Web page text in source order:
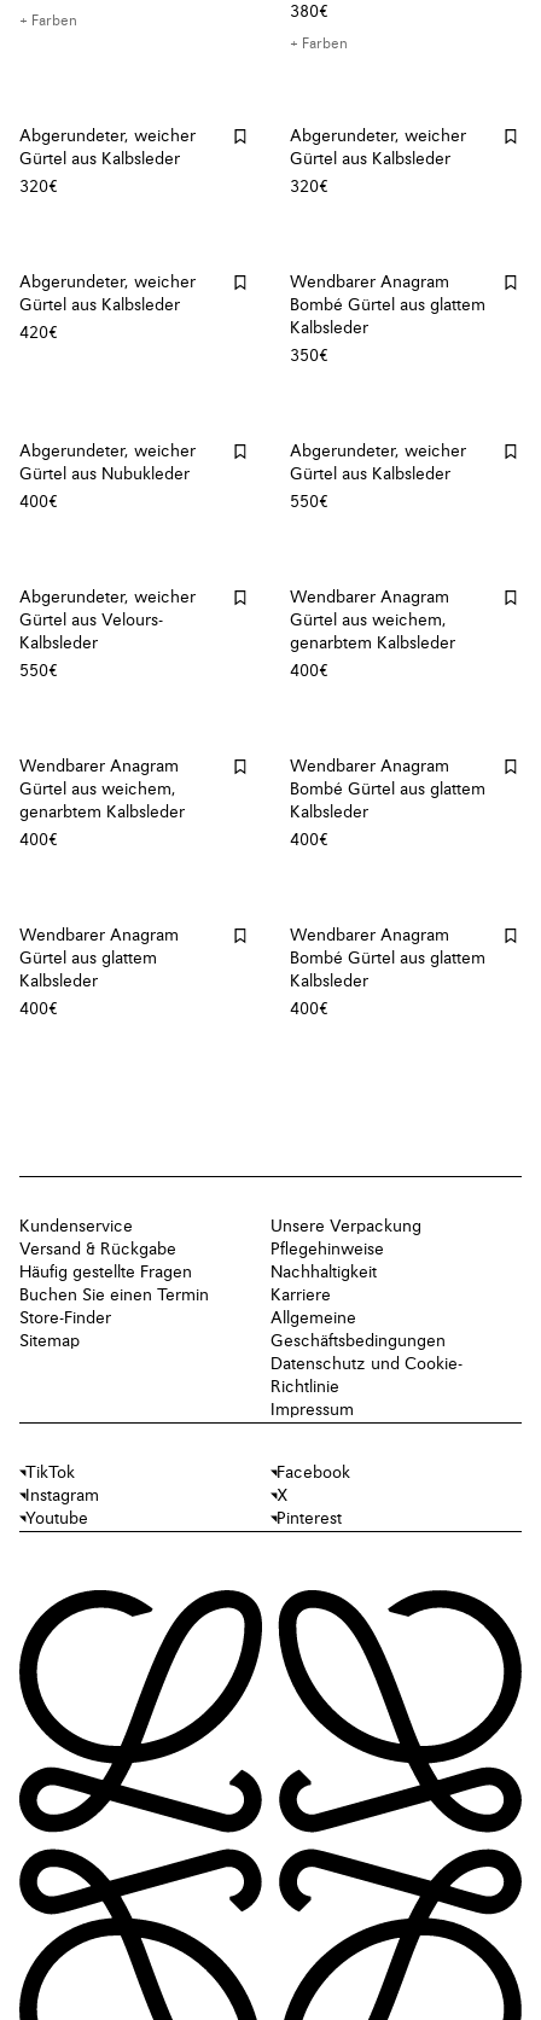
+ Farben
380€
+ Farben
Abgerundeter, weicher
Gürtel aus Kalbsleder
320€
Abgerundeter, weicher
Gürtel aus Kalbsleder
320€
Abgerundeter, weicher
Gürtel aus Kalbsleder
420€
Wendbarer Anagram
Bombé Gürtel aus glattem
Kalbsleder
350€
Abgerundeter, weicher
Gürtel aus Nubukleder
400€
Abgerundeter, weicher
Gürtel aus Kalbsleder
550€
Abgerundeter, weicher
Gürtel aus Velours-
Kalbsleder
550€
Wendbarer Anagram
Gürtel aus weichem,
genarbtem Kalbsleder
400€
Wendbarer Anagram
Gürtel aus weichem,
genarbtem Kalbsleder
400€
Wendbarer Anagram
Bombé Gürtel aus glattem
Kalbsleder
400€
Wendbarer Anagram
Gürtel aus glattem
Kalbsleder
400€
Wendbarer Anagram
Bombé Gürtel aus glattem
Kalbsleder
400€
Kundenservice
Versand & Rückgabe
Häufig gestellte Fragen
Buchen Sie einen Termin
Store-Finder
Sitemap
Unsere Verpackung
Pflegehinweise
Nachhaltigkeit
Karriere
Allgemeine
Geschäftsbedingungen
Datenschutz und Cookie-
Richtlinie
Impressum
TikTok
Facebook
Instagram
X
Youtube
Pinterest